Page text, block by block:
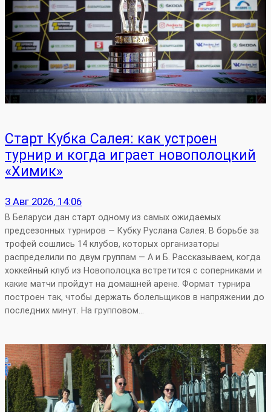
Старт Кубка Салея: как устроен
турнир и когда играет новополоцкий
«Химик»
3 Авг 2026, 14:06
В Беларуси дан старт одному из самых ожидаемых
предсезонных турниров — Кубку Руслана Салея. В борьбе за
трофей сошлись 14 клубов, которых организаторы
распределили по двум группам — А и Б. Рассказываем, когда
хоккейный клуб из Новополоцка встретится с соперниками и
какие матчи пройдут на домашней арене. Формат турнира
построен так, чтобы держать болельщиков в напряжении до
последних минут. На групповом…